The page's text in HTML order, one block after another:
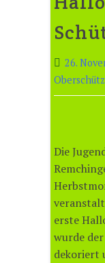
26.
Die
erste
wurde
dekoriert